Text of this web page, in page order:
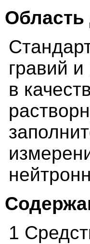
Область
гравий
в
1